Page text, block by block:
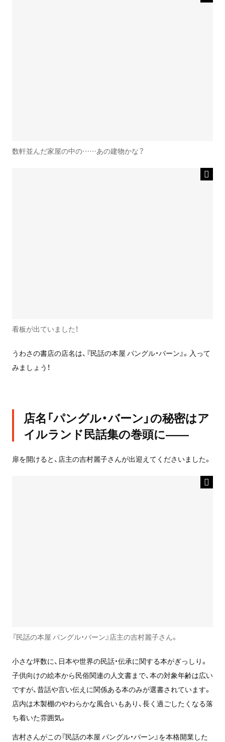
数軒並んだ家屋の中の……あの建物かな？
看板が出ていました！
うわさの書店の店名は、『民話の本屋 パングル・バーン』。入って
みましょう！
店名「パングル・バーン」の秘密はア
イルランド民話集の巻頭に——
扉を開けると、店主の吉村麗子さんが出迎えてくださいました。
『民話の本屋 パングル・バーン』店主の吉村麗子さん。
小さな坪数に、日本や世界の民話・伝承に関する本がぎっしり。
子供向けの絵本から民俗関連の人文書まで、本の対象年齢は広い
ですが、昔話や言い伝えに関係ある本のみが選書されています。
店内は木製棚のやわらかな風合いもあり、長く過ごしたくなる落
ち着いた雰囲気。
吉村さんがこの『民話の本屋 パングル・バーン』を本格開業した